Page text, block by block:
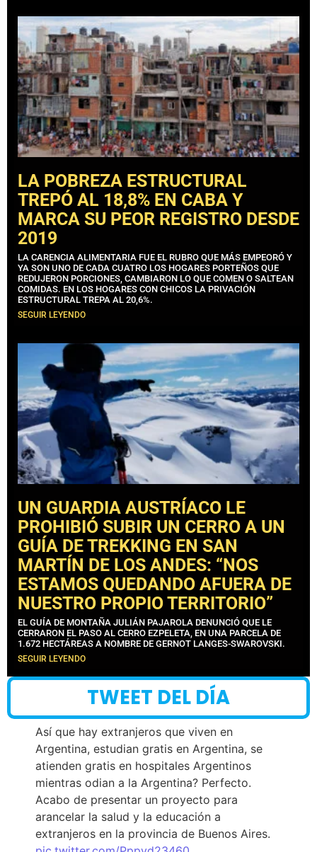
LA POBREZA ESTRUCTURAL
TREPÓ AL 18,8% EN CABA Y
MARCA SU PEOR REGISTRO DESDE
2019
LA CARENCIA ALIMENTARIA FUE EL RUBRO QUE MÁS EMPEORÓ Y
YA SON UNO DE CADA CUATRO LOS HOGARES PORTEÑOS QUE
REDUJERON PORCIONES, CAMBIARON LO QUE COMEN O SALTEAN
COMIDAS. EN LOS HOGARES CON CHICOS LA PRIVACIÓN
ESTRUCTURAL TREPA AL 20,6%.
SEGUIR LEYENDO
UN GUARDIA AUSTRÍACO LE
PROHIBIÓ SUBIR UN CERRO A UN
GUÍA DE TREKKING EN SAN
MARTÍN DE LOS ANDES: “NOS
ESTAMOS QUEDANDO AFUERA DE
NUESTRO PROPIO TERRITORIO”
EL GUÍA DE MONTAÑA JULIÁN PAJAROLA DENUNCIÓ QUE LE
CERRARON EL PASO AL CERRO EZPELETA, EN UNA PARCELA DE
1.672 HECTÁREAS A NOMBRE DE GERNOT LANGES-SWAROVSKI.
SEGUIR LEYENDO
TWEET DEL DÍA
Así que hay extranjeros que viven en
Argentina, estudian gratis en Argentina, se
atienden gratis en hospitales Argentinos
mientras odian a la Argentina? Perfecto.
Acabo de presentar un proyecto para
arancelar la salud y la educación a
extranjeros en la provincia de Buenos Aires.